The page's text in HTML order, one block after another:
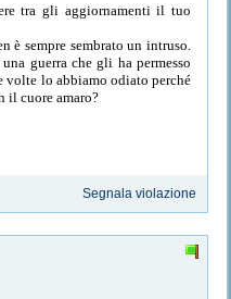
tra gli aggiornamenti il tuo
è sempre sembrato un intruso.
guerra che gli ha permesso
lo abbiamo odiato perché
il cuore amaro?
Segnala violazione